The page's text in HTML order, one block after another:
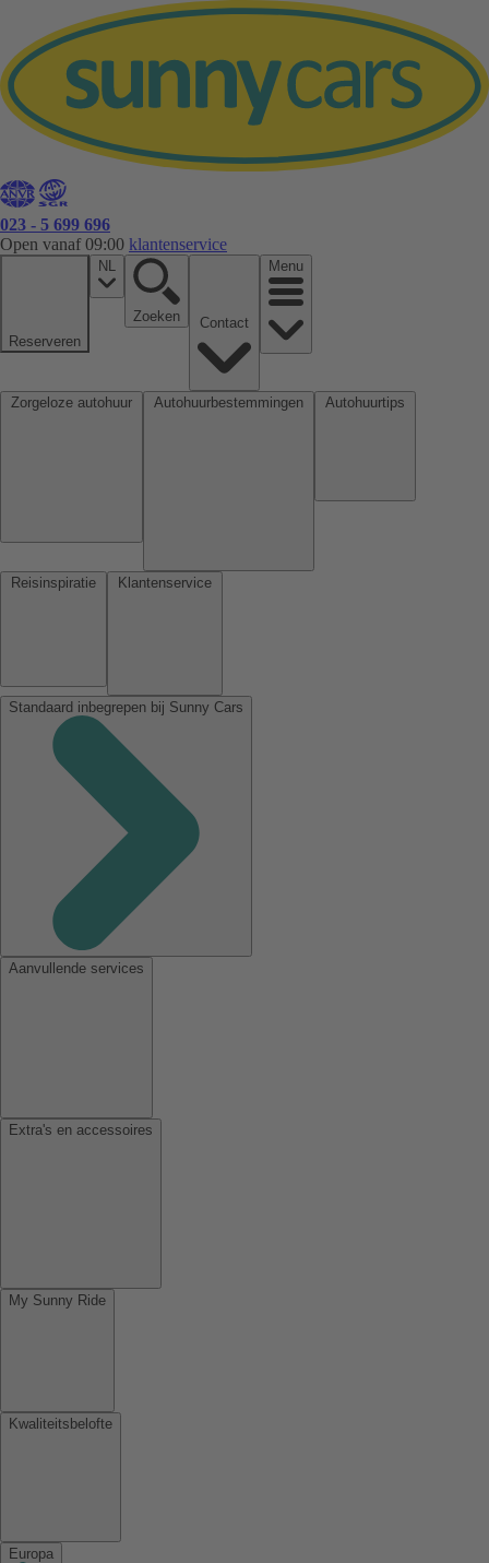
023 - 5 699 696
Open vanaf 09:00 klantenservice
Reserveren
NL
Zoeken
Menu
Standaard inbegrepen bij Sunny Cars
Aanvullende services
Extra's en accessoires
My Sunny Ride
Kwaliteitsbelofte
Europa